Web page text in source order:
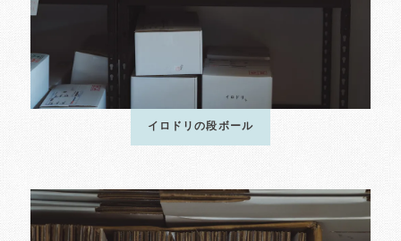
イロドリの段ボール